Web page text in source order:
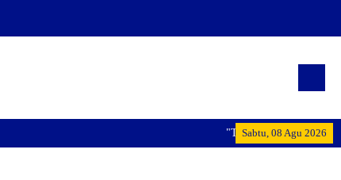
Sabtu, 08 Agu 2026
"Terwujudnya generasi